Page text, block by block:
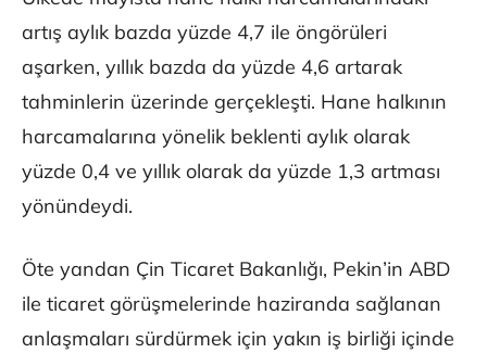
artış aylık bazda yüzde 4,7 ile öngörüleri
aşarken, yıllık bazda da yüzde 4,6 artarak
tahminlerin üzerinde gerçekleşti. Hane halkının
harcamalarına yönelik beklenti aylık olarak
yüzde 0,4 ve yıllık olarak da yüzde 1,3 artması
yönündeydi.
Öte yandan Çin Ticaret Bakanlığı, Pekin’in ABD
ile ticaret görüşmelerinde haziranda sağlanan
anlaşmaları sürdürmek için yakın iş birliği içinde